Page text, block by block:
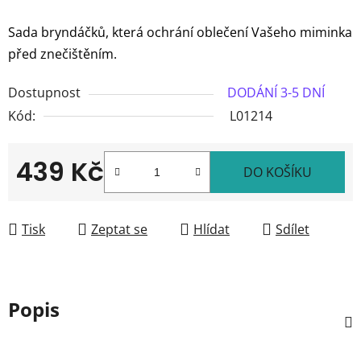
Sada bryndáčků, která ochrání oblečení Vašeho miminka
před znečištěním.
Dostupnost
DODÁNÍ 3-5 DNÍ
Kód:
L01214
439 Kč DO KOŠÍKU
Tisk Zeptat se Hlídat Sdílet
Popis